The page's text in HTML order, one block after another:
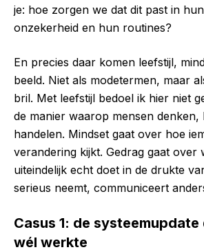
je: hoe zorgen we dat dit past in
onzekerheid en hun routines?
En precies daar komen leefstijl,
beeld. Niet als modetermen, maar
bril. Met leefstijl bedoel ik hier niet
de manier waarop mensen denken,
handelen. Mindset gaat over hoe
verandering kijkt. Gedrag gaat over
uiteindelijk echt doet in de drukte
serieus neemt, communiceert
Casus 1: de systeemupdate
wél werkte